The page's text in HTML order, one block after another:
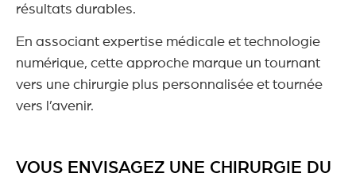
résultats durables.
En associant expertise médicale et technologie
numérique, cette approche marque un tournant
vers une chirurgie plus personnalisée et tournée
vers l’avenir.
VOUS ENVISAGEZ UNE CHIRURGIE DU